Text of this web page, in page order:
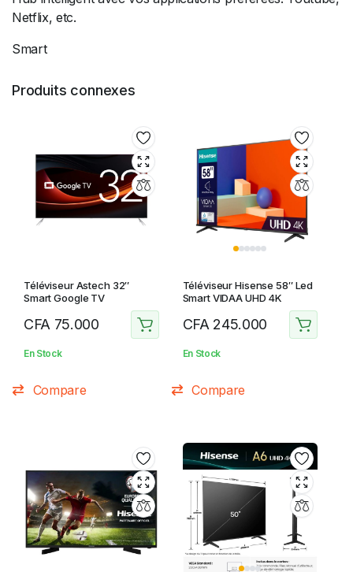
Netflix, etc.
Smart
Produits connexes
Téléviseur Astech 32″
Smart Google TV
CFA 75.000
En Stock
Compare
Téléviseur Hisense 58″ Led
Smart VIDAA UHD 4K
CFA 245.000
En Stock
Compare